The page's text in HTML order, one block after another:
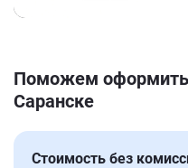
Поможем
Саранске
Стоимость без